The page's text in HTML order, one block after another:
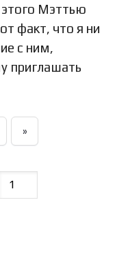
Мэттью
факт, что я ни
с ним,
приглашать
»